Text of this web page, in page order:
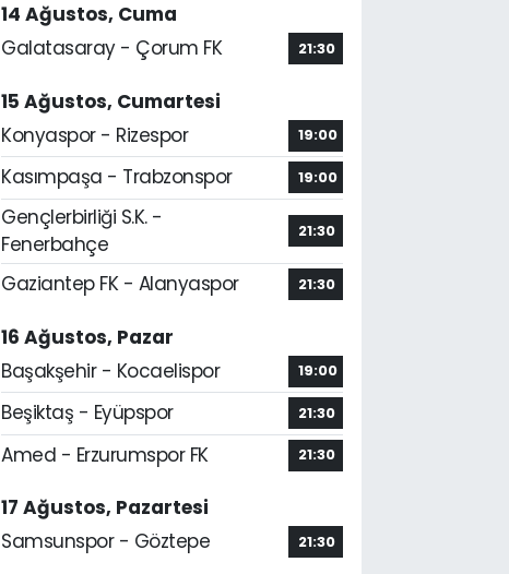
14 Ağustos, Cuma
Galatasaray - Çorum FK
21:30
15 Ağustos, Cumartesi
Konyaspor - Rizespor
19:00
Kasımpaşa - Trabzonspor 19:00
Gençlerbirliği S.K. -
Fenerbahçe
21:30
Gaziantep FK - Alanyaspor 21:30
16 Ağustos, Pazar
Başakşehir - Kocaelispor
19:00
Beşiktaş - Eyüpspor 21:30
Amed - Erzurumspor FK 21:30
17 Ağustos, Pazartesi
Samsunspor - Göztepe
21:30